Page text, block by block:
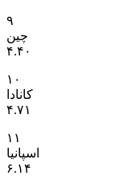
۹
چین
۴.۴۰
۱۰
کانادا
۴.۷۱
۱۱
اسپانیا
۶.۱۴